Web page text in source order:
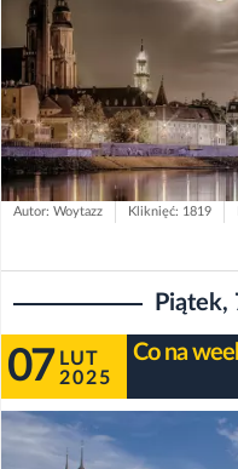
Autor: Woytazz Kliknięć: 1819
07 LUT
2025
Co na